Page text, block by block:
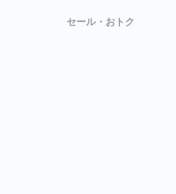
セール・おトク